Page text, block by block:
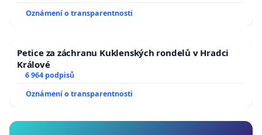
Oznámení o transparentnosti
Petice za záchranu Kuklenských rondelů v Hradci
Králové
6 964 podpisů
Oznámení o transparentnosti